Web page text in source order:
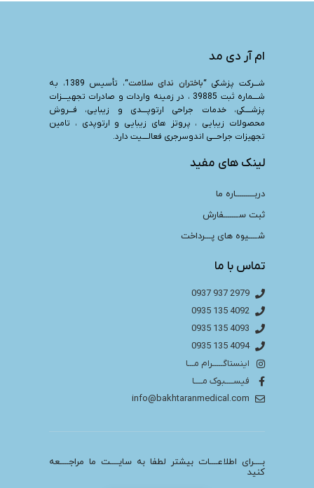
ام آر دی مد
شـــرکت پزشکی “باختران ندای سلامت
“، تأسیس 1389، به
شــــماره ثبت 39885 ، در زمینه واردات و صادرات تجهیــــزات
پزشــــکی، خدمات جراحی ارتوپــــدی و زیبایی، فـــروش
محصولات زیبایی ، پروتز های زیبایی و ارتوپدی ، تامین
تجهیزات جراحـــی اندوسرجری فعالــــیت دارد.
لینک های مفید
دربـــــــــاره ما
ثبت ســـــــفارش
شــــیوه های پـــرداخت
تماس با ما
2979 937 0937
4092 135 0935
4093 135 0935
4094 135 0935
اینستاگـــــرام مـــا
فیســــبوک مــــا
info@bakhtaranmedical.com
بــــرای اطلاعــــات بیشتر لطفا به سایــــت ما مراجــــعه
کنید